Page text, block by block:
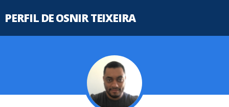
PERFIL DE OSNIR TEIXEIRA